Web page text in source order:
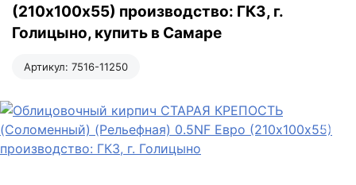
(210х100х55) производство: ГКЗ, г.
Голицыно, купить в Самаре
Артикул: 7516-11250